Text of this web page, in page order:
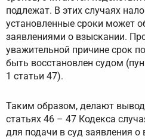
подлежат. В этих случаях
установленные сроки может
заявлениями о взыскании.
уважительной причине срок
быть восстановлен судом
1 статьи 47).
Таким образом, делают
статьях 46 – 47 Кодекса
для подачи в суд заявления о